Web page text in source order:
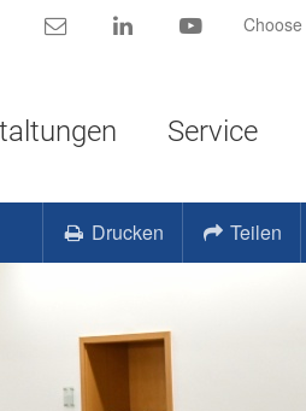
Kontakt LinkedIn YouTube
Service
Drucken Teilen